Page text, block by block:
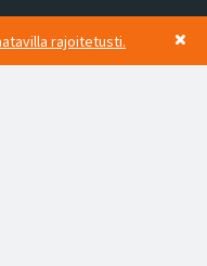
rajoitetusti.